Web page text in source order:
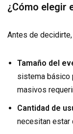
¿Cómo elegir
Antes de
Tamaño del
sistema básico
masivos
Cantidad de
necesitan estar